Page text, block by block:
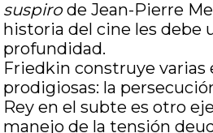
suspirode Jean-Pierre
historia del cine les debe
profundidad.
Friedkin construye varias
prodigiosas: la
Rey en el subte es otro
manejo de la tensión